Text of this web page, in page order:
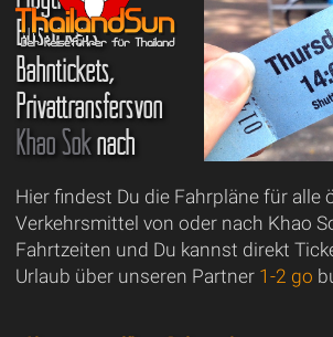
Bustickets,
Bahntickets,
Privattransfersvon
Khao Soknach
Hier findest Du die Fahrpläne für alle
Verkehrsmittel von oder nach Khao
Fahrtzeiten und Du kannst direkt
Urlaub über unseren Partner 1-2 go